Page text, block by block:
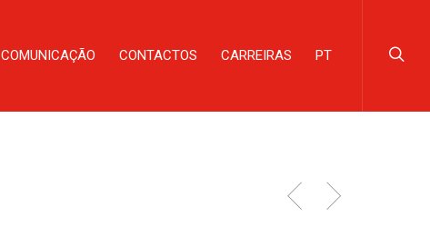
COMUNICAÇÃO CONTACTOS CARREIRAS PT